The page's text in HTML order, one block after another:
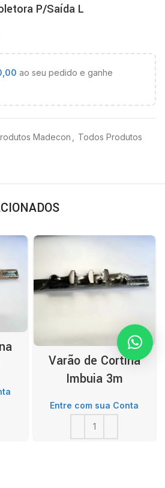
P/Saída L
ao seu pedido e ganhe
Madecon Todos Produtos
Varão de Cortina
Imbuia 3m
Entre com sua Conta